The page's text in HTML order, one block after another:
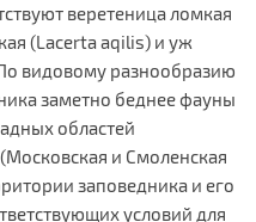
веретеница ломкая
(Lacerta aqilis) и уж
видовому разнообразию
заметно беднее фауны
областей
и Смоленская
заповедника и его
условий для